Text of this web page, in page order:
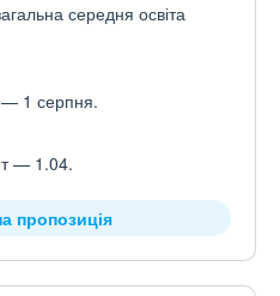
середня освіта
1 серпня.
— 1.04.
пропозиція